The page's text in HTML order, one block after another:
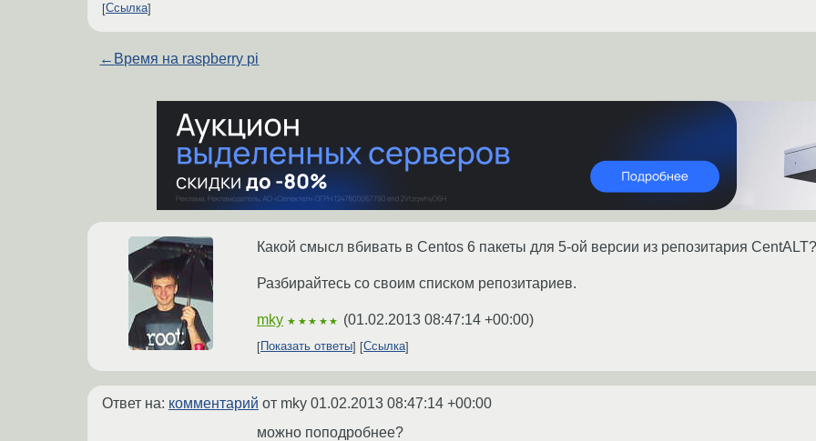
Ссылка
← Время на raspberry pi
Какой смысл вбивать в Centos 6 пакеты для 5-ой версии из репозитария CentALT?
Разбирайтесь со своим списком репозитариев.
mky ★★★★★ (01.02.2013 08:47:14 +00:00)
Показать ответы Ссылка
Ответ на: комментарий от mky 01.02.2013 08:47:14 +00:00
можно поподробнее?